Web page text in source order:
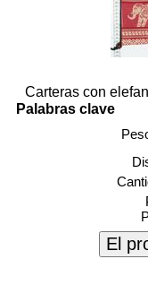
Carteras con
Palabras clave
El